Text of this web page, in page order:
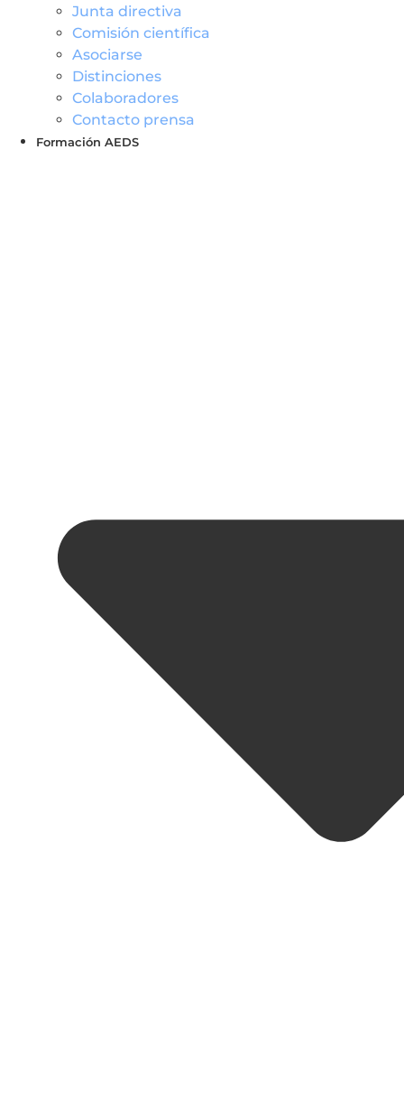
Junta directiva
Comisión científica
Asociarse
Distinciones
Colaboradores
Contacto prensa
Formación AEDS